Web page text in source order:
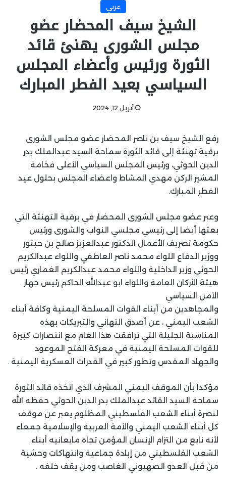
عربي
الشيخ سيف المحضار عضو
مجلس الشورى يهنئ قائد
الثورة ورئيس وأعضاء المجلس
السياسي بعيد الفطر المبارك
أبريل 12, 2024
رفع الشيخ سيف بن ناصر المحضار عضو مجلس الشورى
برقية تهنئة إلى قائد الثورة سماحة السيد عبدالملك بدر
الدين الحوثي، ورئيس المجلس السياسي الأعلى فخامة
المشير الركن مهدي المشاط واعضاء المجلس بحلول عيد
الفطر المبارك.
وعبر عضو مجلس الشورى المحضار في برقية التهنئة التي
بعثها أيضا إلى رئيسي مجلسي النواب والشورى ورئيس
حكومة تصريف الأعمال الدكتور عبدالعزيز صالح بن حبتور
ووزير الدفاع اللواء محمد ناصر العاطفي واللواء عبدالكريم
الحوثي وزير الداخلية واللواء محمد عبدالكريم الغماري رئيس
هيئة الأركان العامة واللواء ابو عبدالله الحاكم رئيس جهاز
الأمن السياسي
والمجاهدين من أبناء القوات المسلحة اليمنية وكافة أبناء
الشعب اليمني ، عن أصدق التهاني والتبريكات بهذه
المناسبة الجليلة التي ترافقت هذا العام مع انتصارات كبيرة
للقوات المسلحة اليمنية في معركة الفتح الموعود
والجهاد المقدس وتطور كبير في القدرات العسكرية اليمنية .
مؤكدا بأن الموقف اليمني المشرف الذي اتخذه قائد الثورة
سماحة السيد القائد عبدالملك بدر الدين الحوثي حفظه الله
لنصرة أبناء الشعب الفلسطيني المظلوم يعبر عن موقف
كل أبناء الشعب اليمني والأمة العربية والإسلامية جمعاء
لأنه نابع من التزام الإنسان المؤمن تجاه مايعانيه أبناء
الشعب الفلسطيني من إبادة جماعية وانتهاكات وحشية
من قبل العدو الصهيوني الغاصب ومن يقف خلفه .